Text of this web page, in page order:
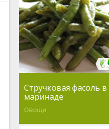
Стручковая фасоль в
маринаде
Овощи